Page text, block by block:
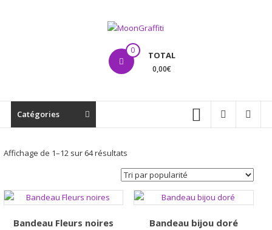
MoonGraffiti 0 TOTAL
0,00€
Catégories
Affichage de 1–12 sur 64 résultatsTrié
par
popularité
Bandeau Fleurs noires Bandeau bijou doré